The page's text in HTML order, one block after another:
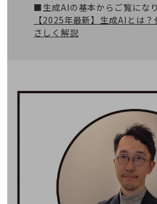
遠隔監視
顧客体験（CX）改善
■生成AIの基本からご覧にな
【2025年最新】生成AIとは
さしく解説